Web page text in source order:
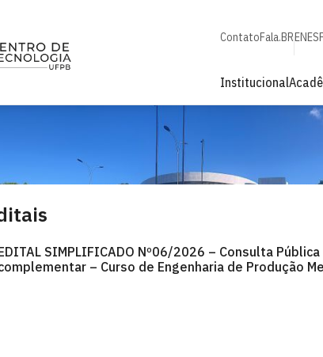
ContatoFala.BRENES
Institucional
SIMPLIFICADO Nº06/2026 – Consulta
– Curso de Engenharia de Produção